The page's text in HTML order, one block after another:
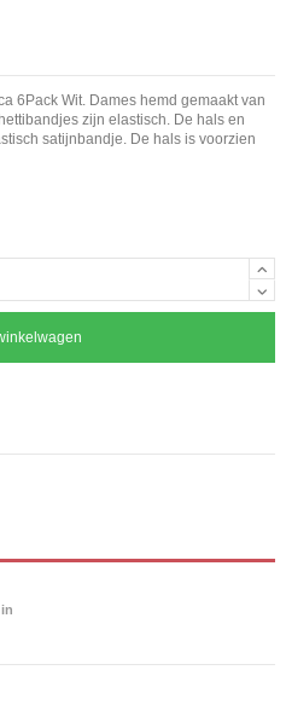
6Pack Wit. Dames hemd gemaakt van
zijn elastisch. De hals en
satijnbandje. De hals is voorzien